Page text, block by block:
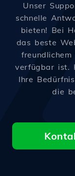
Unser
schnelle
bieten! Bei
das beste
verfügbar ist.
Ihre
die